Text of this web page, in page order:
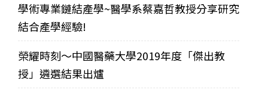
學術專業鏈結產學~醫學系蔡嘉哲教授分享研究
結合產學經驗!
榮耀時刻～中國醫藥大學2019年度「傑出教
授」遴選結果出爐